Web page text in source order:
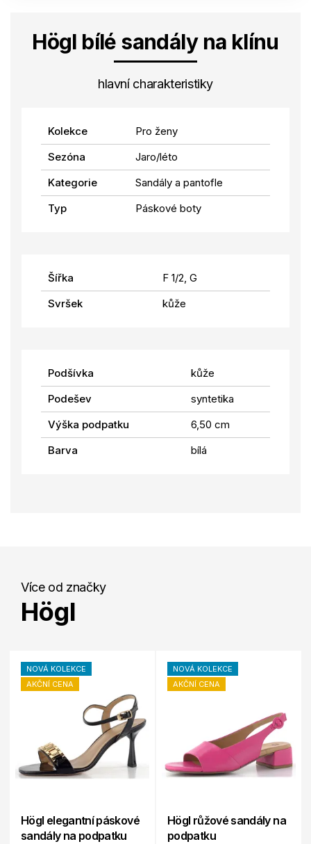
Högl bílé sandály na klínu
hlavní charakteristiky
Kolekce
Pro ženy
Sezóna
Jaro/léto
Kategorie
Sandály a pantofle
Typ
Páskové boty
Šířka
F 1/2, G
Svršek
kůže
Podšívka
kůže
Podešev
syntetika
Výška podpatku
6,50 cm
Barva
bílá
Více od značky
Högl
NOVÁ KOLEKCE
AKČNÍ CENA
Högl elegantní páskové
sandály na podpatku
NOVÁ KOLEKCE
AKČNÍ CENA
Högl růžové sandály na
podpatku